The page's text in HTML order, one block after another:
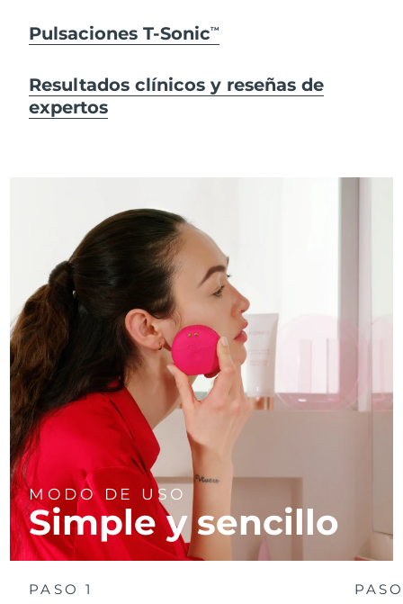
Pulsaciones T-SonicTM
Resultados clínicos y reseñas de
expertos
MODO DE USO
Simple y sencillo
PASO 1